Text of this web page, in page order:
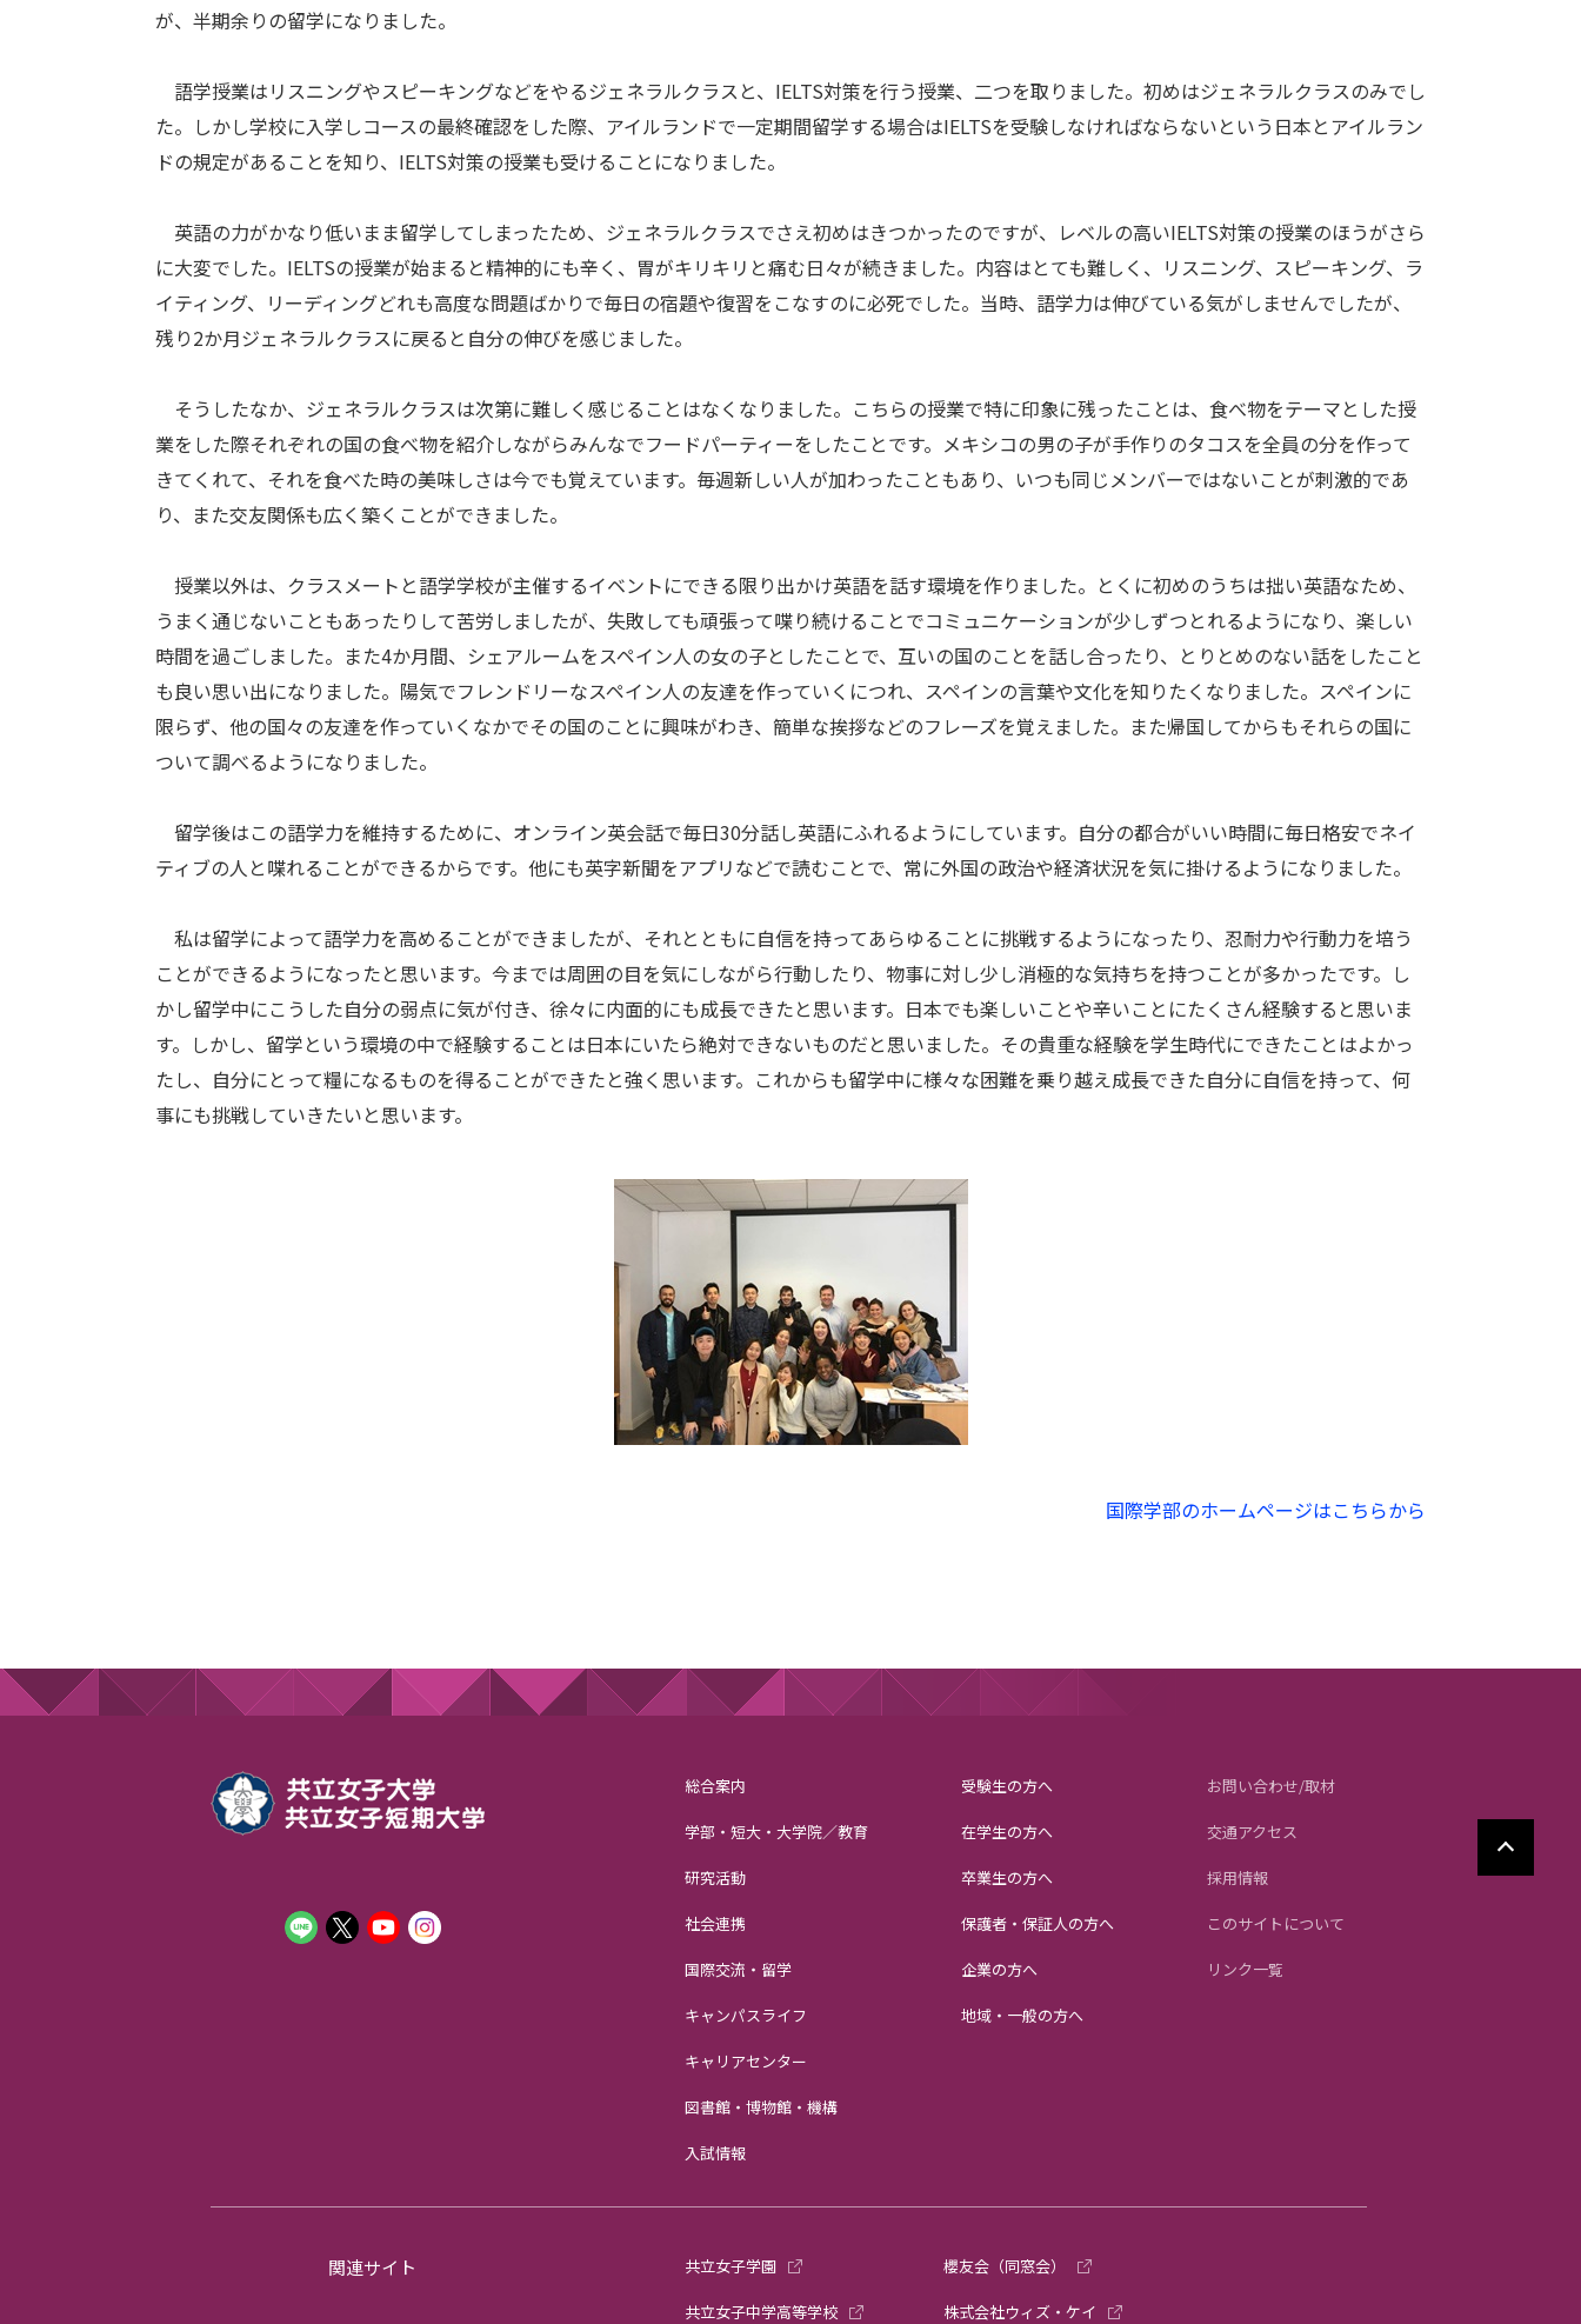
が、半期余りの留学になりました。
語学授業はリスニングやスピーキングなどをやるジェネラルクラスと、IELTS対策を行う授業、二つを取りました。初めはジェネラルクラスのみでし
た。しかし学校に入学しコースの最終確認をした際、アイルランドで一定期間留学する場合はIELTSを受験しなければならないという日本とアイルラン
ドの規定があることを知り、IELTS対策の授業も受けることになりました。
英語の力がかなり低いまま留学してしまったため、ジェネラルクラスでさえ初めはきつかったのですが、レベルの高いIELTS対策の授業のほうがさら
に大変でした。IELTSの授業が始まると精神的にも辛く、胃がキリキリと痛む日々が続きました。内容はとても難しく、リスニング、スピーキング、ラ
イティング、リーディングどれも高度な問題ばかりで毎日の宿題や復習をこなすのに必死でした。当時、語学力は伸びている気がしませんでしたが、
残り2か月ジェネラルクラスに戻ると自分の伸びを感じました。
そうしたなか、ジェネラルクラスは次第に難しく感じることはなくなりました。こちらの授業で特に印象に残ったことは、食べ物をテーマとした授
業をした際それぞれの国の食べ物を紹介しながらみんなでフードパーティーをしたことです。メキシコの男の子が手作りのタコスを全員の分を作って
きてくれて、それを食べた時の美味しさは今でも覚えています。毎週新しい人が加わったこともあり、いつも同じメンバーではないことが刺激的であ
り、また交友関係も広く築くことができました。
授業以外は、クラスメートと語学学校が主催するイベントにできる限り出かけ英語を話す環境を作りました。とくに初めのうちは拙い英語なため、
うまく通じないこともあったりして苦労しましたが、失敗しても頑張って喋り続けることでコミュニケーションが少しずつとれるようになり、楽しい
時間を過ごしました。また4か月間、シェアルームをスペイン人の女の子としたことで、互いの国のことを話し合ったり、とりとめのない話をしたこと
も良い思い出になりました。陽気でフレンドリーなスペイン人の友達を作っていくにつれ、スペインの言葉や文化を知りたくなりました。スペインに
限らず、他の国々の友達を作っていくなかでその国のことに興味がわき、簡単な挨拶などのフレーズを覚えました。また帰国してからもそれらの国に
ついて調べるようになりました。
留学後はこの語学力を維持するために、オンライン英会話で毎日30分話し英語にふれるようにしています。自分の都合がいい時間に毎日格安でネイ
ティブの人と喋れることができるからです。他にも英字新聞をアプリなどで読むことで、常に外国の政治や経済状況を気に掛けるようになりました。
私は留学によって語学力を高めることができましたが、それとともに自信を持ってあらゆることに挑戦するようになったり、忍耐力や行動力を培う
ことができるようになったと思います。今までは周囲の目を気にしながら行動したり、物事に対し少し消極的な気持ちを持つことが多かったです。し
かし留学中にこうした自分の弱点に気が付き、徐々に内面的にも成長できたと思います。日本でも楽しいことや辛いことにたくさん経験すると思いま
す。しかし、留学という環境の中で経験することは日本にいたら絶対できないものだと思いました。その貴重な経験を学生時代にできたことはよかっ
たし、自分にとって糧になるものを得ることができたと強く思います。これからも留学中に様々な困難を乗り越え成長できた自分に自信を持って、何
事にも挑戦していきたいと思います。
国際学部のホームページはこちらから
総合案内
学部・短大・大学院／教育
研究活動
社会連携
国際交流・留学
キャンパスライフ
キャリアセンター
図書館・博物館・機構
入試情報
受験生の方へ
在学生の方へ
卒業生の方へ
保護者・保証人の方へ
企業の方へ
地域・一般の方へ
お問い合わせ/取材
交通アクセス
採用情報
このサイトについて
リンク一覧
関連サイト 共立女子学園
共立女子中学高等学校
櫻友会（同窓会）
株式会社ウィズ・ケイ